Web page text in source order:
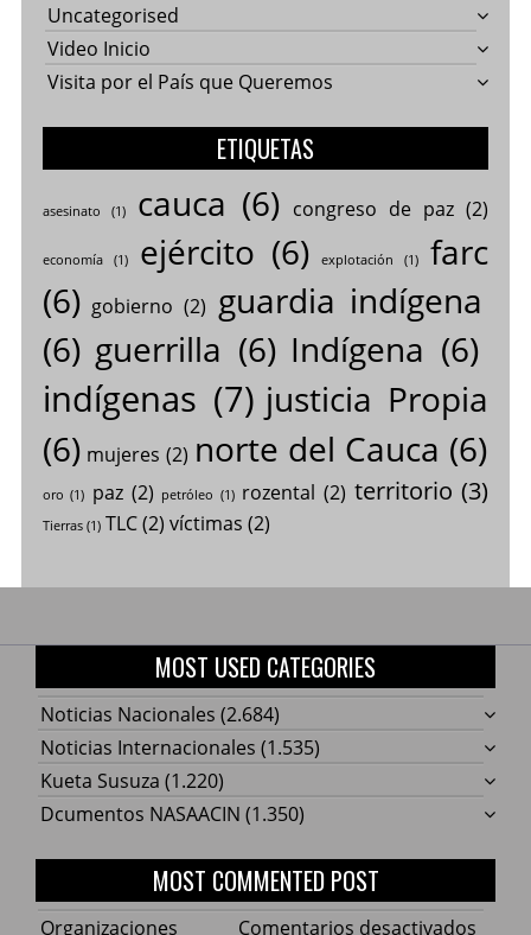
Uncategorised
Video Inicio
Visita por el País que Queremos
ETIQUETAS
asesinato (1) cauca (6) congreso de paz(2)
economía(1) ejército (6) explotación (1)
farc
(6) gobierno (2) guardia indígena
(6) guerrilla (6) Indígena (6)
indígenas (7) justicia Propia
(6) mujeres (2) norte del Cauca (6)
oro (1) paz (2) petróleo (1) rozental (2) territorio (3)
Tierras(1) TLC(2) víctimas (2)
MOST USED CATEGORIES
Noticias Nacionales (2.684)
Noticias Internacionales (1.535)
Kueta Susuza (1.220)
Dcumentos NASAACIN (1.350)
MOST COMMENTED POST
Comentarios desactivados
Organizaciones